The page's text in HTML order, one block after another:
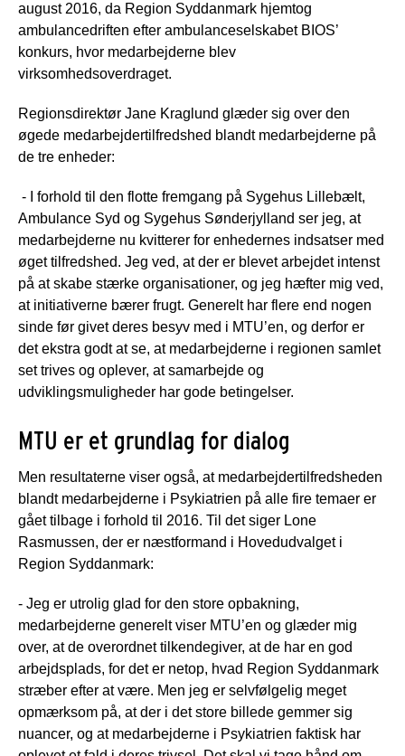
august 2016, da Region Syddanmark hjemtog
ambulancedriften efter ambulanceselskabet BIOS’
konkurs, hvor medarbejderne blev
virksomhedsoverdraget.
Regionsdirektør Jane Kraglund glæder sig over den
øgede medarbejdertilfredshed blandt medarbejderne på
de tre enheder:
- I forhold til den flotte fremgang på Sygehus Lillebælt,
Ambulance Syd og Sygehus Sønderjylland ser jeg, at
medarbejderne nu kvitterer for enhedernes indsatser med
øget tilfredshed. Jeg ved, at der er blevet arbejdet intenst
på at skabe stærke organisationer, og jeg hæfter mig ved,
at initiativerne bærer frugt. Generelt har flere end nogen
sinde før givet deres besyv med i MTU’en, og derfor er
det ekstra godt at se, at medarbejderne i regionen samlet
set trives og oplever, at samarbejde og
udviklingsmuligheder har gode betingelser.
MTU er et grundlag for dialog
Men resultaterne viser også, at medarbejdertilfredsheden
blandt medarbejderne i Psykiatrien på alle fire temaer er
gået tilbage i forhold til 2016. Til det siger Lone
Rasmussen, der er næstformand i Hovedudvalget i
Region Syddanmark:
- Jeg er utrolig glad for den store opbakning,
medarbejderne generelt viser MTU’en og glæder mig
over, at de overordnet tilkendegiver, at de har en god
arbejdsplads, for det er netop, hvad Region Syddanmark
stræber efter at være. Men jeg er selvfølgelig meget
opmærksom på, at der i det store billede gemmer sig
nuancer, og at medarbejderne i Psykiatrien faktisk har